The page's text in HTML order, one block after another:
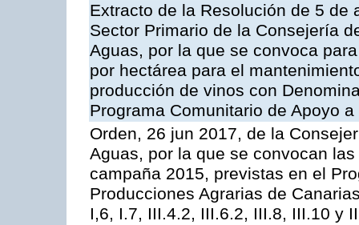
Extracto de la Resolución de 5
Sector Primario de la Consejería
Aguas, por la que se convoca
por hectárea para el
producción de vinos con
Programa Comunitario de Apoyo
Orden, 26 jun 2017, de la
Aguas, por la que se convocan
campaña 2015, previstas en el
Producciones Agrarias de
I,6, I.7, III.4.2, III.6.2, III.8, III.10 y